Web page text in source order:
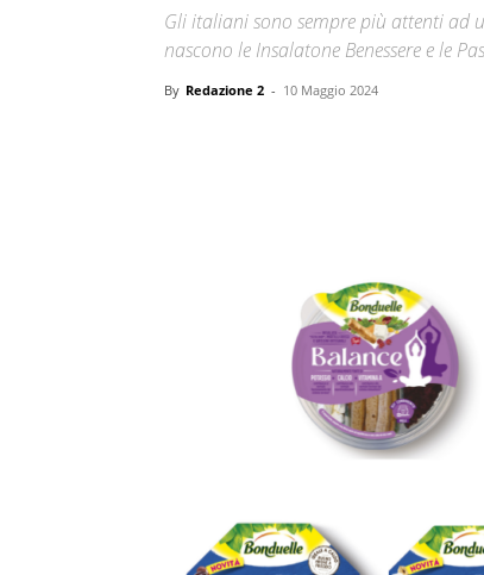
Gli italiani sono sempre più attenti ad
nascono le Insalatone Benessere e le
By Redazione 2 - 10 Maggio 2024